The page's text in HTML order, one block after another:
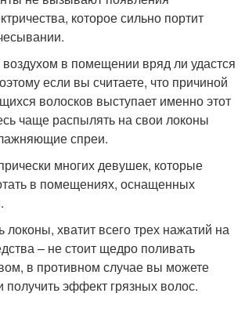
которое сильно портит
воздухом в помещении вряд ли удастся
если вы считаете, что причиной
волосков выступает именно этот
чаще распылять на свои локоны
спреи.
многих девушек, которые
в помещениях, оснащенных
хватит всего трех нажатий на
– не стоит щедро поливать
в противном случае вы можете
получить эффект грязных волос.